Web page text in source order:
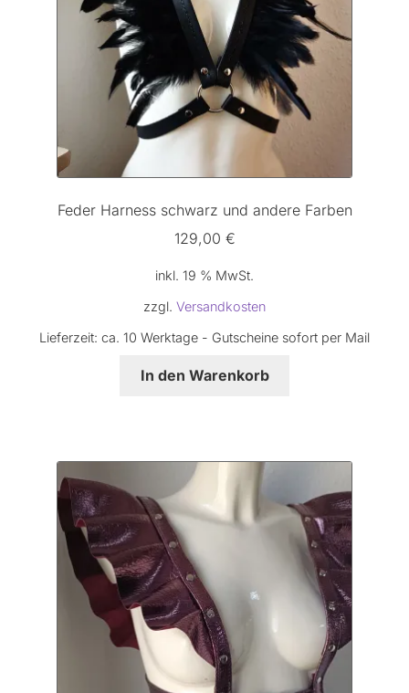
Feder Harness schwarz und andere Farben
129,00 €
inkl. 19 % MwSt.
zzgl. Versandkosten
Lieferzeit: ca. 10 Werktage - Gutscheine sofort per Mail
In den Warenkorb